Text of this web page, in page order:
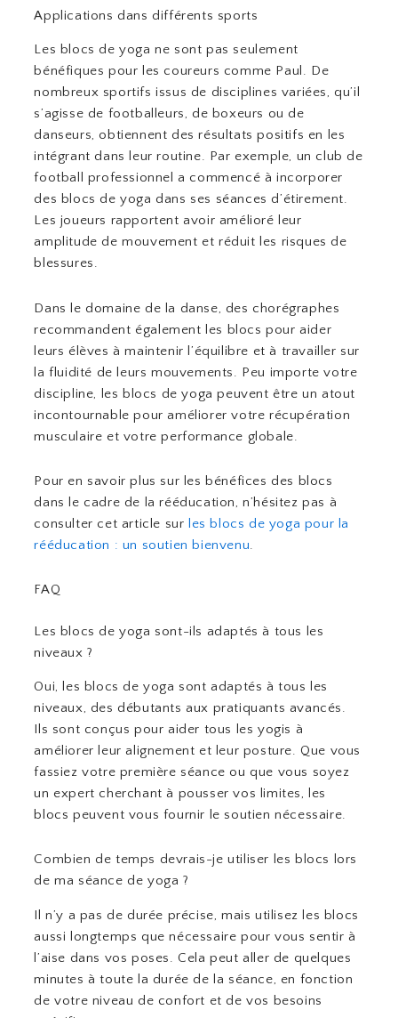
Applications dans différents sports
Les blocs de yoga ne sont pas seulement
bénéfiques pour les coureurs comme Paul. De
nombreux sportifs issus de disciplines variées, qu’il
s’agisse de footballeurs, de boxeurs ou de
danseurs, obtiennent des résultats positifs en les
intégrant dans leur routine. Par exemple, un club de
football professionnel a commencé à incorporer
des blocs de yoga dans ses séances d’étirement.
Les joueurs rapportent avoir amélioré leur
amplitude de mouvement et réduit les risques de
blessures.
Dans le domaine de la danse, des chorégraphes
recommandent également les blocs pour aider
leurs élèves à maintenir l’équilibre et à travailler sur
la fluidité de leurs mouvements. Peu importe votre
discipline, les blocs de yoga peuvent être un atout
incontournable pour améliorer votre récupération
musculaire et votre performance globale.
Pour en savoir plus sur les bénéfices des blocs
dans le cadre de la rééducation, n’hésitez pas à
consulter cet article sur les blocs de yoga pour la
rééducation : un soutien bienvenu.
FAQ
Les blocs de yoga sont-ils adaptés à tous les
niveaux ?
Oui, les blocs de yoga sont adaptés à tous les
niveaux, des débutants aux pratiquants avancés.
Ils sont conçus pour aider tous les yogis à
améliorer leur alignement et leur posture. Que vous
fassiez votre première séance ou que vous soyez
un expert cherchant à pousser vos limites, les
blocs peuvent vous fournir le soutien nécessaire.
Combien de temps devrais-je utiliser les blocs lors
de ma séance de yoga ?
Il n’y a pas de durée précise, mais utilisez les blocs
aussi longtemps que nécessaire pour vous sentir à
l’aise dans vos poses. Cela peut aller de quelques
minutes à toute la durée de la séance, en fonction
de votre niveau de confort et de vos besoins